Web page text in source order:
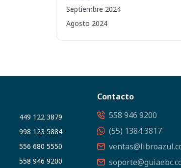
Septiembre 2024
Agosto 2024
449 122 3879
998 123 5884
556 680 5550
558 946 9200
Contacto
558 946 9200
(55) 1384 3817